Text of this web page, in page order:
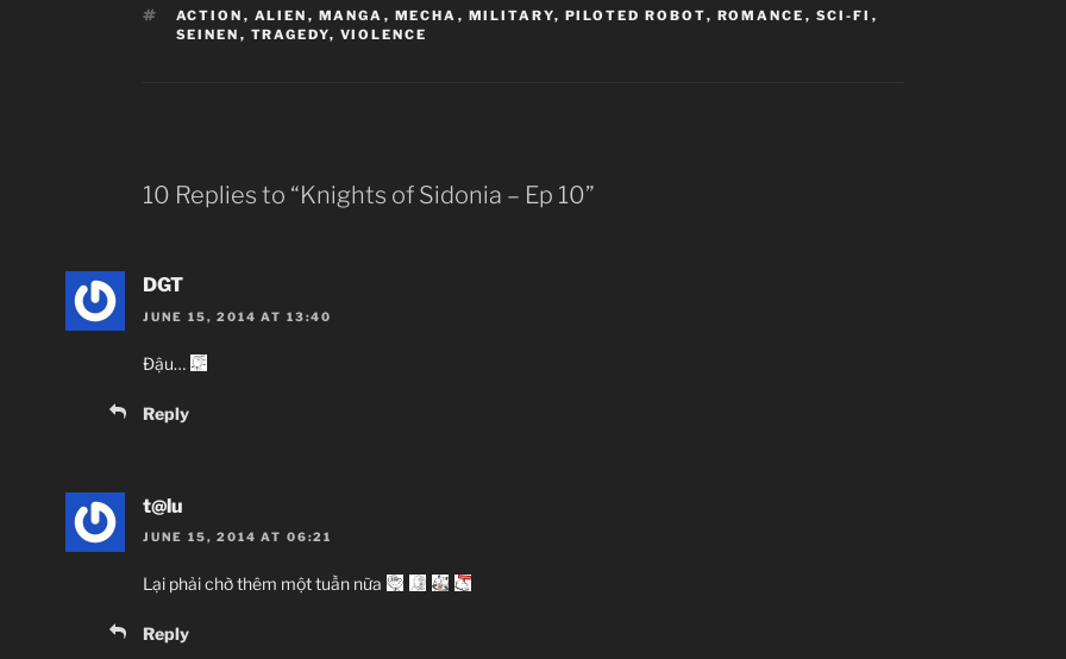
Sci-Fi, Seinen,
TAGS
ACTION , ALIEN , MANGA , MECHA , MILITARY, PILOTED ROBOT, ROMANCE , SCI-FI ,
SEINEN , TRAGEDY, VIOLENCE
10 Replies to “Knights of Sidonia – Ep 10”
DGT
JUNE 15, 2014 AT 13:40
Đậu…
Reply
t@lu
JUNE 15, 2014 AT 06:21
Lại phải chờ thêm một tuần nữa
Reply